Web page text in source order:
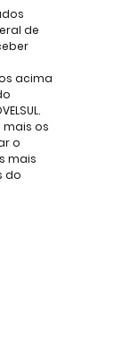
de
acima
mais os
o
mais
do